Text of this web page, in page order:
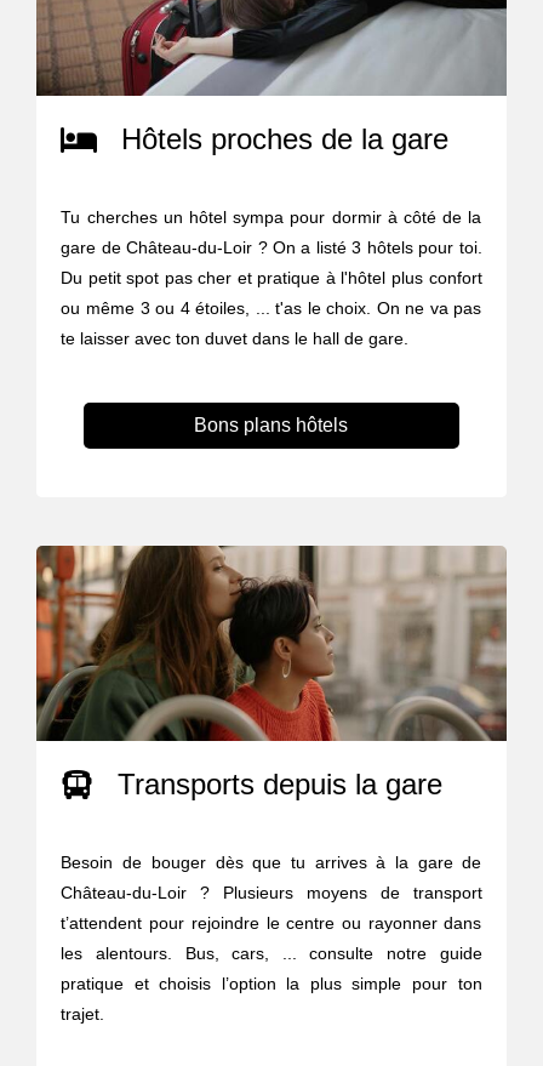
Hôtels proches de la gare
Tu cherches un hôtel sympa pour dormir à côté de la
gare de Château-du-Loir ? On a listé 3 hôtels pour toi.
Du petit spot pas cher et pratique à l'hôtel plus confort
ou même 3 ou 4 étoiles, ... t'as le choix. On ne va pas
te laisser avec ton duvet dans le hall de gare.
Bons plans hôtels
Transports depuis la gare
Besoin de bouger dès que tu arrives à la gare de
Château-du-Loir ? Plusieurs moyens de transport
t’attendent pour rejoindre le centre ou rayonner dans
les alentours. Bus, cars, ... consulte notre guide
pratique et choisis l’option la plus simple pour ton
trajet.